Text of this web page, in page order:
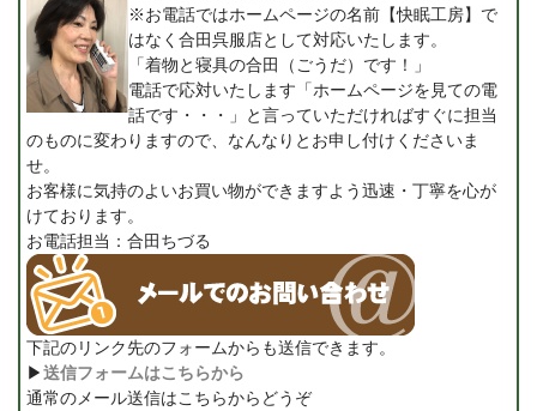
※お電話ではホームページの名前【快眠工房】で
はなく合田呉服店として対応いたします。
「着物と寝具の合田（ごうだ）です！」
電話で応対いたします「ホームページを見ての電
話です・・・」と言っていただければすぐに担当
のものに変わりますので、なんなりとお申し付けくださいま
せ。
お客様に気持のよいお買い物ができますよう迅速・丁寧を心が
けております。
お電話担当：合田ちづる
下記のリンク先のフォームからも送信できます。
▶送信フォームはこちらから
通常のメール送信はこちらからどうぞ